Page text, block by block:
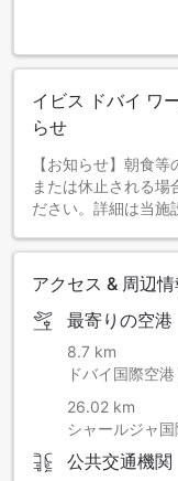
イビス ドバイ ワ
らせ
【お知らせ】朝食
または休止される場
ださい。詳細は当施
アクセス & 周辺情
最寄りの空港
8.7 km
ドバイ国際空
26.02 km
シャールジャ
公共交通機関